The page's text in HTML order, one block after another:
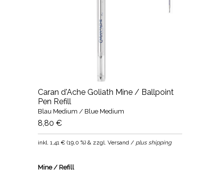
Caran d'Ache Goliath Mine / Ballpoint
Pen Refill
Blau Medium / Blue Medium
8,80 €
inkl.1,41 € (19,0 %) & zzgl. Versand / plus shipping
Mine / Refill